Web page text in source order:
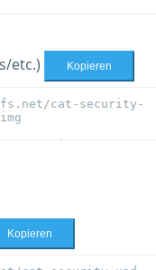
etc.) Kopieren
Kopieren